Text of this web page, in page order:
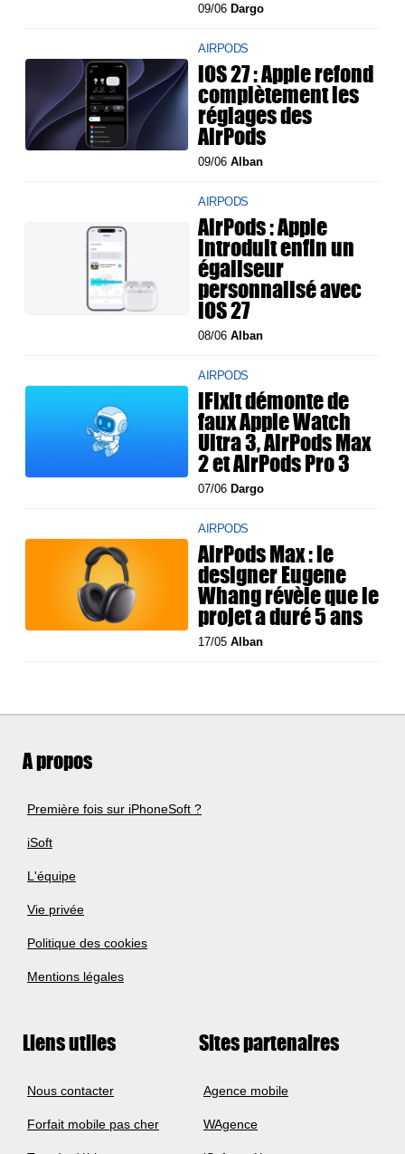
09/06 Dargo
AIRPODS
iOS 27 : Apple refond
complètement les
réglages des
AirPods
09/06Alban
AIRPODS
AirPods : Apple
introduit enfin un
égaliseur
personnalisé avec
iOS 27
08/06Alban
AIRPODS
iFixit démonte de
faux Apple Watch
Ultra 3, AirPods Max
2 et AirPods Pro 3
07/06 Dargo
AIRPODS
AirPods Max : le
designer Eugene
Whang révèle que le
projet a duré 5 ans
17/05Alban
A propos
Première fois sur iPhoneSoft ?
iSoft
L'équipe
Vie privée
Politique des cookies
Mentions légales
Liens utiles
Nous contacter
Forfait mobile pas cher
Sites partenaires
Agence mobile
WAgence